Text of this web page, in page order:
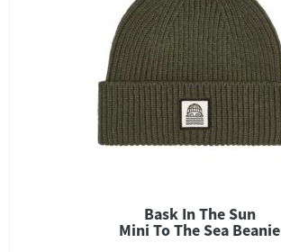
Bask In The Sun
Mini To The Sea Beanie